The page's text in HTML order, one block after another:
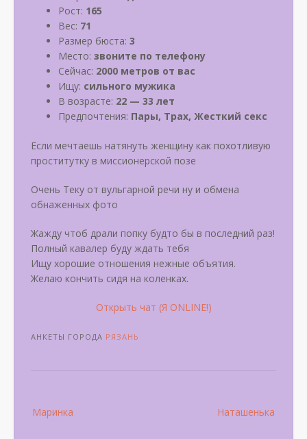
Рост: 165
Вес: 71
Размер бюста: 3
Место: звоните по телефону
Сейчас: 2000 метров от вас
Ищу: сильного мужика
В возрасте: 22 — 33 лет
Предпочтения: Пары, Трах, Жесткий секс
Если мечтаешь натянуть женщину как похотливую
проститутку в миссионерской позе
Очень Теку от вульгарной речи ну и обмена
обнаженных фото
Жажду чтоб драли попку будто бы в последний раз!
Полный кавалер буду ждать тебя
Ищу хорошие отношения нежные объятия.
Желаю кончить сидя на коленках.
Открыть чат (Я ONLINE!)
АНКЕТЫ ГОРОДА РЯЗАНЬ
navigation
Маринка Наташенька